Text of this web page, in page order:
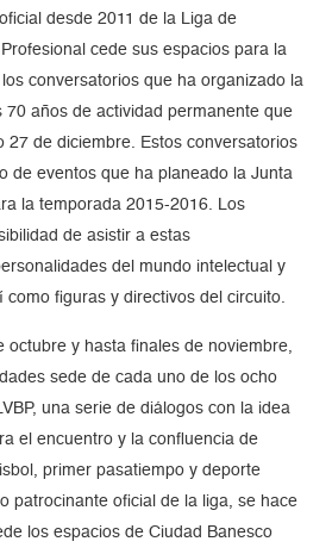
desde 2011 de la Liga de
cede sus espacios para la
conversatorios que ha organizado la
70 años de actividad permanente que
27 de diciembre. Estos conversatorios
de eventos que ha planeado la Junta
la temporada 2015-2016. Los
de asistir a estas
del mundo intelectual y
como figuras y directivos del circuito.
octubre y hasta finales de noviembre,
sede de cada uno de los ocho
una serie de diálogos con la idea
el encuentro y la confluencia de
primer pasatiempo y deporte
patrocinante oficial de la liga, se hace
los espacios de Ciudad Banesco